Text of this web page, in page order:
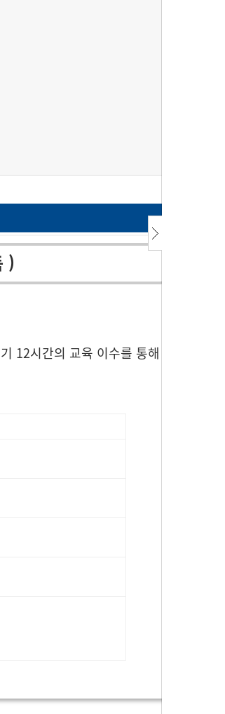
)
12시간의 교육 이수를 통해